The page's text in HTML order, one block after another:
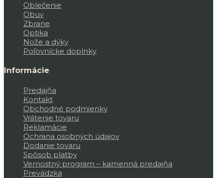
Oblečenie
Obuv
Zbrane
Optika
Nože a dýky
Poľovnícke doplnky
Informácie
Predajňa
Kontakt
Obchodné podmienky
Vrátenie tovaru
Reklamácie
Ochrana osobných údajov
Dodanie tovaru
Spôsob platby
Vernostný program – kamenná predajňa
Prevádzka